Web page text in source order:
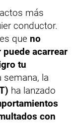
más
conductor.
que no
acarrear
tu
semana, la
ha lanzado
con